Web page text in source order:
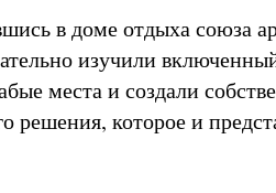
в доме отдыха союза
изучили
места и создали
решения, которое и